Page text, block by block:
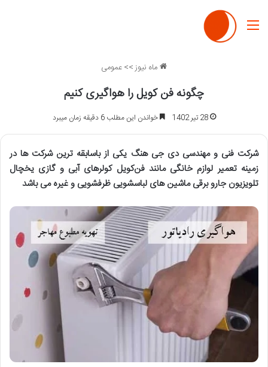
منو
ماه نیوز>>عمومی
چگونه فن کویل را هواگیری کنیم
28 تیر 1402 خواندن این مطلب 6 دقیقه زمان میبرد
شرکت فنی و مهندسی دی جی هنگ یکی از باسابقه ترین شرکت ها در
زمینه تعمیر لوازم خانگی مانند فن‌کویل کولرهای آبی و گازی یخچال
تلویزیون جارو برقی ماشین های لباسشویی ظرفشویی و غیره می باشد